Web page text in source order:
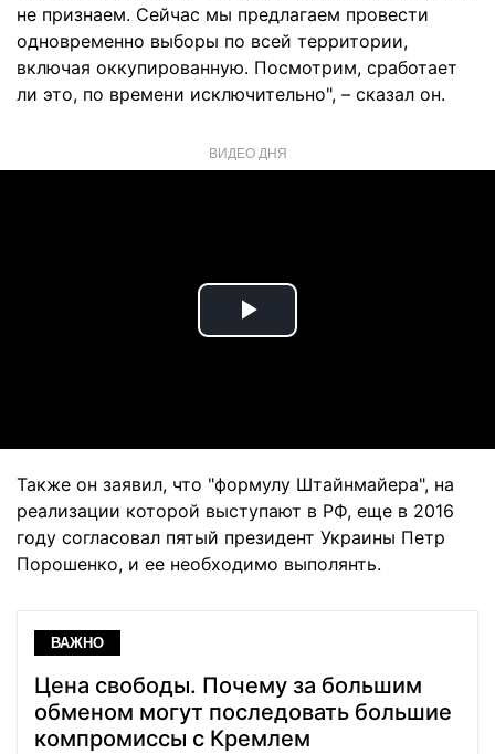
не признаем. Сейчас мы предлагаем провести
одновременно выборы по всей территории,
включая оккупированную. Посмотрим, сработает
ли это, по времени исключительно", – сказал он.
ВИДЕО ДНЯ
Play
Также он заявил, что "формулу Штайнмайера", на
реализации которой выступают в РФ, еще в 2016
году согласовал пятый президент Украины Петр
Порошенко, и ее необходимо выполянть.
ВАЖНО
Цена свободы. Почему за большим
обменом могут последовать большие
компромиссы с Кремлем